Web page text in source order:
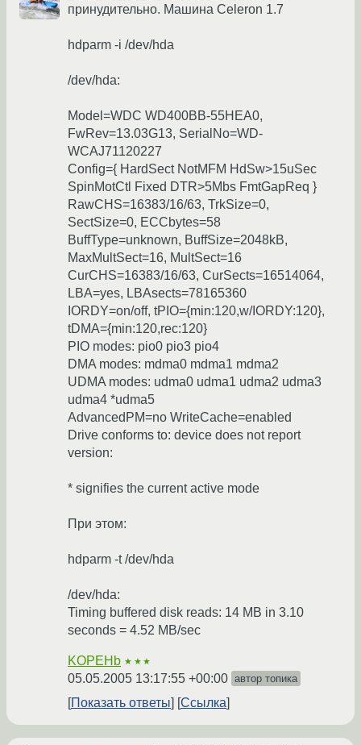
принудительно. Машина Celeron 1.7
hdparm -i /dev/hda
/dev/hda:
Model=WDC WD400BB-55HEA0,
FwRev=13.03G13, SerialNo=WD-
WCAJ71120227
Config={ HardSect NotMFM HdSw>15uSec
SpinMotCtl Fixed DTR>5Mbs FmtGapReq }
RawCHS=16383/16/63, TrkSize=0,
SectSize=0, ECCbytes=58
BuffType=unknown, BuffSize=2048kB,
MaxMultSect=16, MultSect=16
CurCHS=16383/16/63, CurSects=16514064,
LBA=yes, LBAsects=78165360
IORDY=on/off, tPIO={min:120,w/IORDY:120},
tDMA={min:120,rec:120}
PIO modes: pio0 pio3 pio4
DMA modes: mdma0 mdma1 mdma2
UDMA modes: udma0 udma1 udma2 udma3
udma4 *udma5
AdvancedPM=no WriteCache=enabled
Drive conforms to: device does not report
version:
* signifies the current active mode
При этом:
hdparm -t /dev/hda
/dev/hda:
Timing buffered disk reads: 14 MB in 3.10
seconds = 4.52 MB/sec
KOPEHb ★★★
05.05.2005 13:17:55 +00:00 автор топика
Показать ответы Ссылка